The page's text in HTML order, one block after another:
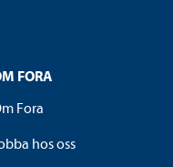
FORA
Fora
hos oss